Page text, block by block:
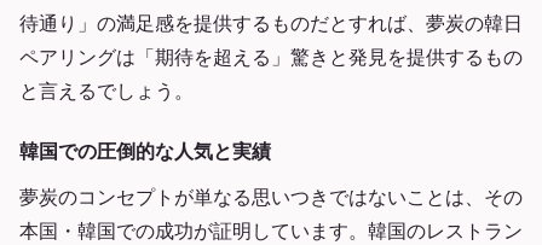
待通り」の満足感を提供するものだとすれば、夢炭の韓日
ペアリングは「期待を超える」驚きと発見を提供するもの
と言えるでしょう。
韓国での圧倒的な人気と実績
夢炭のコンセプトが単なる思いつきではないことは、その
本国・韓国での成功が証明しています。韓国のレストラン